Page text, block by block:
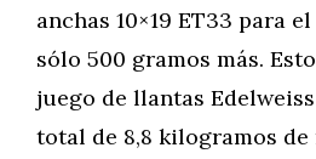
anchas 10×19 ET33 para
sólo 500 gramos más.
juego de llantas
total de 8,8 kilogramos de